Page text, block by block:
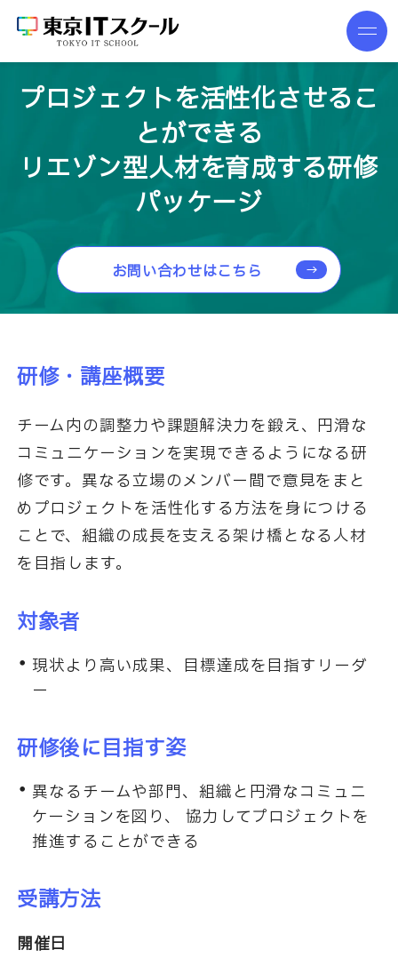
プロジェクトを活性化させるこ
とができる
リエゾン型人材を育成する研修
パッケージ
お問い合わせはこちら
研修・講座概要
チーム内の調整力や課題解決力を鍛え、円滑な
コミュニケーションを実現できるようになる研
修です。異なる立場のメンバー間で意見をまと
めプロジェクトを活性化する方法を身につける
ことで、組織の成長を支える架け橋となる人材
を目指します。
対象者
現状より高い成果、目標達成を目指すリーダ
ー
研修後に目指す姿
異なるチームや部門、組織と円滑なコミュニ
ケーションを図り、 協力してプロジェクトを
推進することができる
受講方法
開催日